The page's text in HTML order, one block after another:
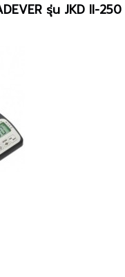
รุ่น JKD II-250